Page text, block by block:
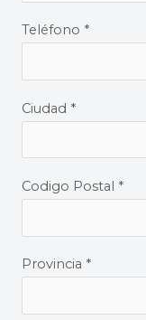
Teléfono *
Ciudad *
Codigo Postal *
Provincia *